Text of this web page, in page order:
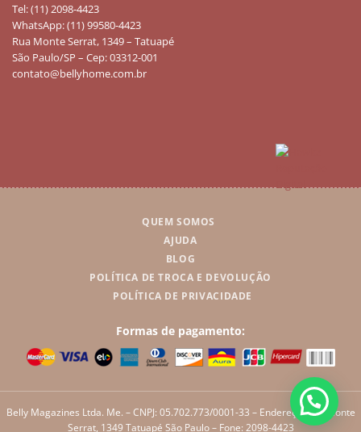
Tel: (11) 2098-4423
WhatsApp: (11) 99580-4423
Rua Monte Serrat, 1349 – Tatuapé
São Paulo/SP – Cep: 03312-001
contato@bellyhome.com.br
Formas de pagamento:
QUEM SOMOS
AJUDA
BLOG
POLÍTICA DE TROCA E DEVOLUÇÃO
POLÍTICA DE PRIVACIDADE
Belly Magazines Ltda. Me. – CNPJ: 05.702.773/0001-33 – Endereço: Rua Monte
Serrat, 1349 Tatuapé São Paulo – Fone: 2098-4423